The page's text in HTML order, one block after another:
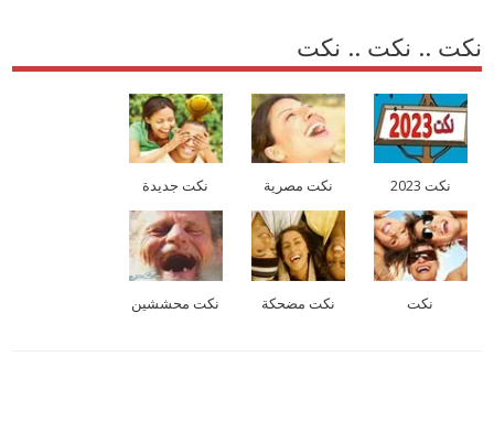
نكت .. نكت .. نكت
نكت 2023 نكت مصرية نكت جديدة
نكت نكت مضحكة نكت محششين